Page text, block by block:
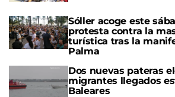
Sóller acoge este
protesta contra la
turística tras la
Palma
Dos nuevas pateras
migrantes llegados
Baleares